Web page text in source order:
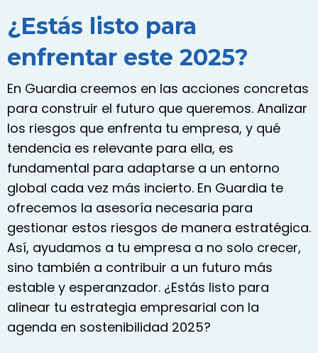
¿Estás listo para
enfrentar este 2025?
En Guardia creemos en las acciones concretas
para construir el futuro que queremos. Analizar
los riesgos que enfrenta tu empresa, y qué
tendencia es relevante para ella, es
fundamental para adaptarse a un entorno
global cada vez más incierto. En Guardia te
ofrecemos la asesoría necesaria para
gestionar estos riesgos de manera estratégica.
Así, ayudamos a tu empresa a no solo crecer,
sino también a contribuir a un futuro más
estable y esperanzador. ¿Estás listo para
alinear tu estrategia empresarial con la
agenda en sostenibilidad 2025?